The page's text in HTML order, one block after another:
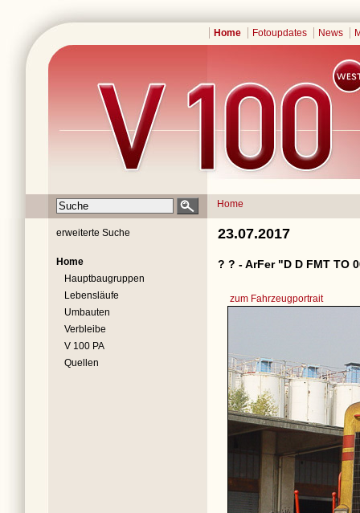
Home Fotoupdates News
Home
erweiterte Suche
Home
Hauptbaugruppen
Lebensläufe
Umbauten
Verbleibe
V 100 PA
Quellen
23.07.2017
? ? - ArFer "D D FMT TO
zum Fahrzeugportrait